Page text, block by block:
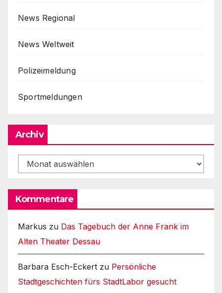
News Regional
News Weltweit
Polizeimeldung
Sportmeldungen
Archiv
Archiv
Kommentare
Markus zu Das Tagebuch der Anne Frank im
Alten Theater Dessau
Barbara Esch-Eckert zu Persönliche
Stadtgeschichten fürs StadtLabor gesucht